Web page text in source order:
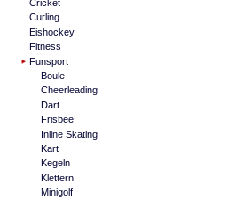
Cricket
Curling
Eishockey
Fitness
Funsport
Boule
Cheerleading
Dart
Frisbee
Inline Skating
Kart
Kegeln
Klettern
Minigolf